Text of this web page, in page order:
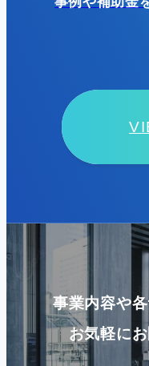
事業内容や
お気軽に